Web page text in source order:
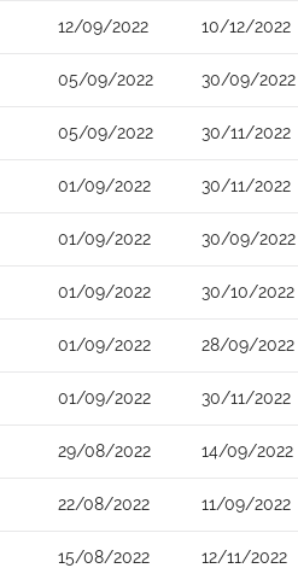
12/09/2022 10/12/2022
05/09/2022 30/09/2022
05/09/2022 30/11/2022
01/09/2022 30/11/2022
01/09/2022 30/09/2022
01/09/2022 30/10/2022
01/09/2022 28/09/2022
01/09/2022 30/11/2022
29/08/2022 14/09/2022
22/08/2022 11/09/2022
15/08/2022 12/11/2022